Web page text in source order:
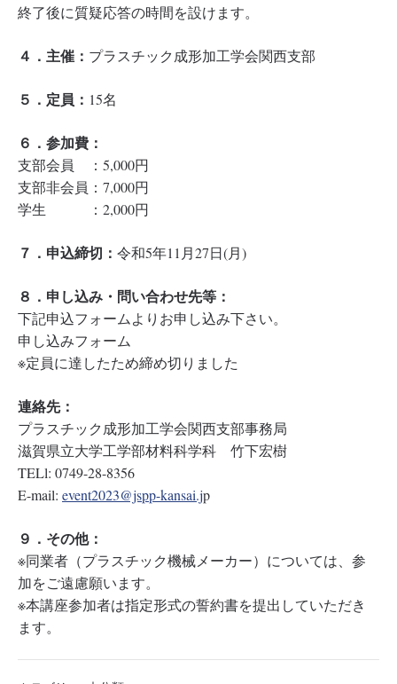
終了後に質疑応答の時間を設けます。
４．主催： プラスチック成形加工学会関西支部
５．定員： 15名
６．参加費：
支部会員 ：5,000円
支部非会員：7,000円
学生 ：2,000円
７．申込締切： 令和5年11月27日(月)
８．申し込み・問い合わせ先等：
下記申込フォームよりお申し込み下さい。
申し込みフォーム
※定員に達したため締め切りました
連絡先：
プラスチック成形加工学会関西支部事務局
滋賀県立大学工学部材料科学科 竹下宏樹
TELl: 0749-28-8356
E-mail: event2023@jspp-kansai.jp
９．その他：
※同業者（プラスチック機械メーカー）については、参
加をご遠慮願います。
※本講座参加者は指定形式の誓約書を提出していただき
ます。